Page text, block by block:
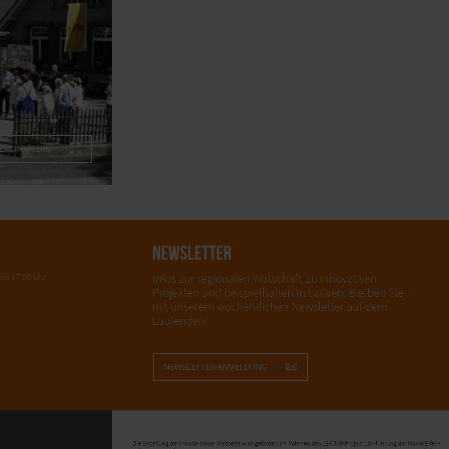
17:00 Uhr
NEWSLETTER
Infos zur regionalen Wirtschaft, zu innovativen
Projekten und beispielhaften Initiativen: Bleiben Sie
mit unserem wöchentlichen Newsletter auf dem
Laufenden!
NEWSLETTER-ANMELDUNG
Die Erstellung der Inhalte dieser Webseite wird gefördert im Rahmen des LEADER-Projekt „Einführung der Marke Eifel –